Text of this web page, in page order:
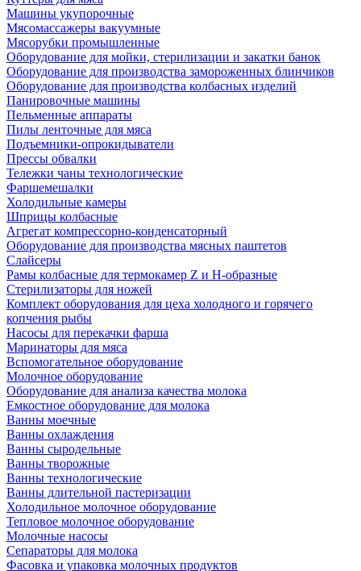
Машины укупорочные
Мясомассажеры вакуумные
Мясорубки промышленные
Оборудование для мойки, стерилизации и закатки банок
Оборудование для производства замороженных блинчиков
Оборудование для производства колбасных изделий
Панировочные машины
Пельменные аппараты
Пилы ленточные для мяса
Подъемники-опрокидыватели
Прессы обвалки
Тележки чаны технологические
Фаршемешалки
Холодильные камеры
Шприцы колбасные
Агрегат компрессорно-конденсаторный
Оборудование для производства мясных паштетов
Слайсеры
Рамы колбасные для термокамер Z и H-образные
Стерилизаторы для ножей
Комплект оборудования для цеха холодного и горячего
копчения рыбы
Насосы для перекачки фарша
Маринаторы для мяса
Вспомогательное оборудование
Молочное оборудование
Оборудование для анализа качества молока
Емкостное оборудование для молока
Ванны моечные
Ванны охлаждения
Ванны сыродельные
Ванны творожные
Ванны технологические
Ванны длительной пастеризации
Холодильное молочное оборудование
Тепловое молочное оборудование
Молочные насосы
Сепараторы для молока
Фасовка и упаковка молочных продуктов